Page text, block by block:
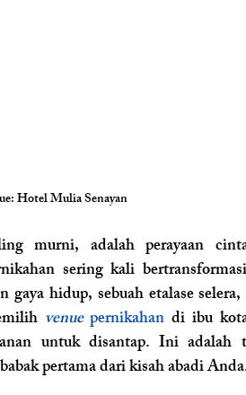
Hotel Mulia Senayan
murni, adalah perayaan
sering kali
gaya hidup, sebuah etalase
venue pernikahan di ibu
untuk disantap. Ini adalah
pertama dari kisah abadi